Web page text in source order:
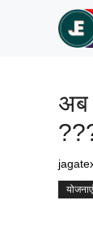
अब
योजनाएं